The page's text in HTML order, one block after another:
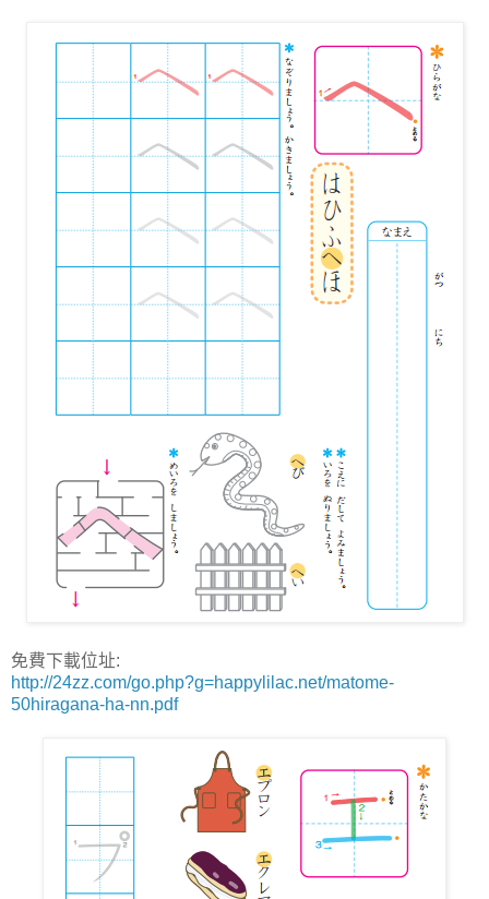
免費下載位址:
http://24zz.com/go.php?g=happylilac.net/matome-
50hiragana-ha-nn.pdf